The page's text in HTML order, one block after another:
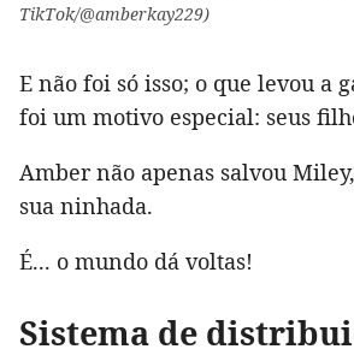
TikTok/@amberkay229)
E não foi só isso; o que levou a
foi um motivo especial: seus
Amber não apenas salvou
sua ninhada.
É... o mundo dá voltas!
Sistema de